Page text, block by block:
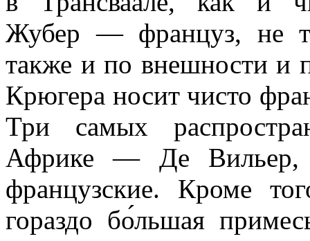
Жубер — француз, не
также и по внешности и
Крюгера носит чисто
Три самых
Африке — Де
французские. Кроме
гораздо бо́льшая